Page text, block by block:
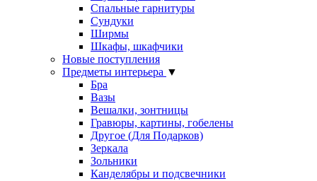
Спальные гарнитуры
Сундуки
Ширмы
Шкафы, шкафчики
Новые поступления
Предметы интерьера ▼
Бра
Вазы
Вешалки, зонтницы
Гравюры, картины, гобелены
Другое (Для Подарков)
Зеркала
Зольники
Канделябры и подсвечники